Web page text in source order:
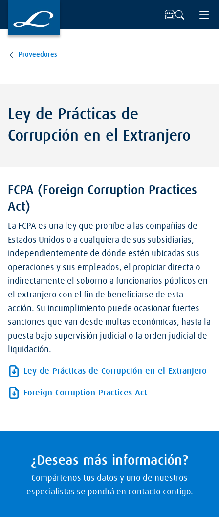
Proveedores
Ley de Prácticas de
Corrupción en el Extranjero
FCPA (Foreign Corruption Practices
Act)
La FCPA es una ley que prohíbe a las compañías de
Estados Unidos o a cualquiera de sus subsidiarias,
independientemente de dónde estén ubicadas sus
operaciones y sus empleados, el propiciar directa o
indirectamente el soborno a funcionarios públicos en
el extranjero con el fin de beneficiarse de esta
acción. Su incumplimiento puede ocasionar fuertes
sanciones que van desde multas económicas, hasta la
puesta bajo supervisión judicial o la orden judicial de
liquidación.
Ley de Prácticas de Corrupción en el Extranjero
Foreign Corruption Practices Act
¿Deseas más información?
Compártenos tus datos y uno de nuestros
especialistas se pondrá en contacto contigo.